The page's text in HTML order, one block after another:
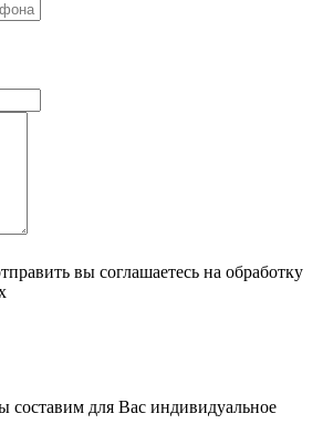
вы соглашаетесь на обработку
составим для Вас индивидуальное